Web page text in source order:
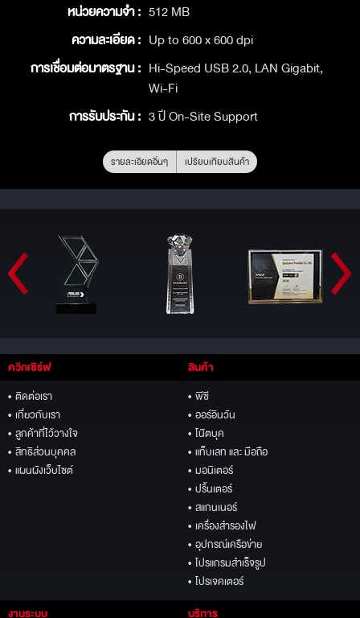
หน่วยความจำ : 512 MB
ความละเอียด : Up to 600 x 600 dpi
การเชื่อมต่อมาตรฐาน : Hi-Speed USB 2.0, LAN Gigabit,
Wi-Fi
การรับประกัน : 3 ปี On-Site Support
รายละเอียดอื่นๆ เปรียบเทียบสินค้า
ควิกเซิร์ฟ
• ติดต่อเรา
• เกี่ยวกับเรา
• ลูกค้าที่ไว้วางใจ
• สิทธิส่วนบุคคล
• แผนผังเว็บไซต์
สินค้า
• พีซี
• ออร์อินวัน
• โน๊ตบุค
• แท็บเลท และ มือถือ
• มอนิเตอร์
• ปริ้นเตอร์
• สแกนเนอร์
• เครื่องสำรองไฟ
• อุปกรณ์เครือข่าย
• โปรแกรมสำเร็จรูป
• โปรเจคเตอร์
งานระบบ บริการ